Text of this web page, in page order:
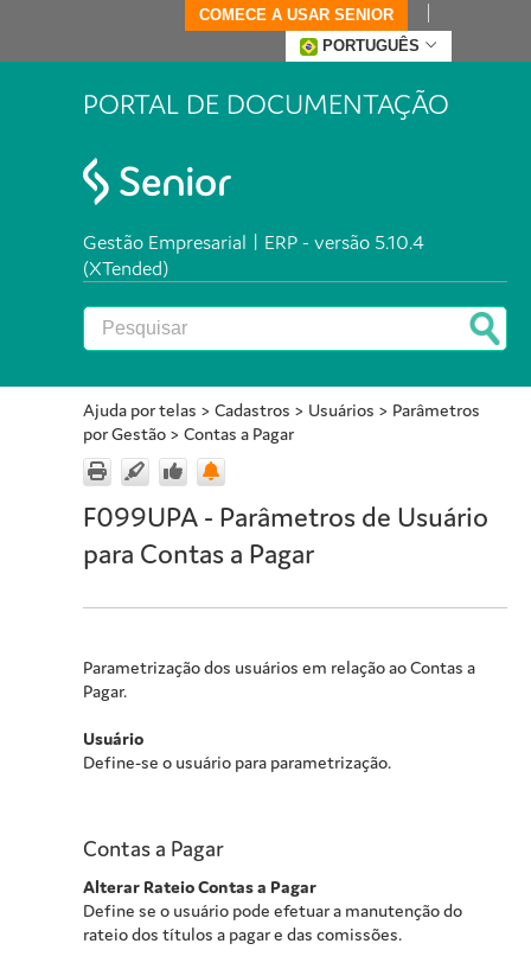
COMECE A USAR SENIOR
PORTUGUÊS
PORTAL DE DOCUMENTAÇÃO
Gestão Empresarial | ERP - versão 5.10.4
(XTended)
Ajuda por telas > Cadastros > Usuários > Parâmetros
por Gestão > Contas a Pagar
F099UPA - Parâmetros de Usuário
para Contas a Pagar
Parametrização dos usuários em relação ao Contas a
Pagar.
Usuário
Define-se o usuário para parametrização.
Contas a Pagar
Alterar Rateio Contas a Pagar
Define se o usuário pode efetuar a manutenção do
rateio dos títulos a pagar e das comissões.